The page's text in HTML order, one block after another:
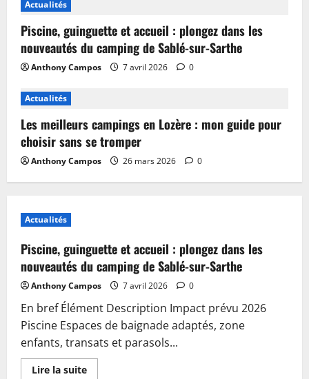
Actualités
Piscine, guinguette et accueil : plongez dans les
nouveautés du camping de Sablé-sur-Sarthe
Anthony Campos 7 avril 2026 0
Actualités
Les meilleurs campings en Lozère : mon guide pour
choisir sans se tromper
Anthony Campos 26 mars 2026 0
Actualités
Piscine, guinguette et accueil : plongez dans les
nouveautés du camping de Sablé-sur-Sarthe
Anthony Campos 7 avril 2026 0
En bref Élément Description Impact prévu 2026
Piscine Espaces de baignade adaptés, zone
enfants, transats et parasols...
Lire la suiteEn